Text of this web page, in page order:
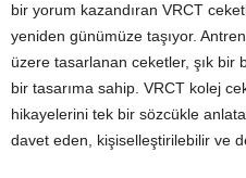
bir yorum kazandıran VRCT
yeniden günümüze taşıyor.
üzere tasarlanan ceketler, şık
bir tasarıma sahip. VRCT kolej
hikayelerini tek bir sözcükle
davet eden, kişiselleştirilebilir ve